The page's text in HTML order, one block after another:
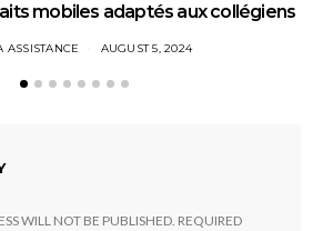
mobiles adaptés aux collégiens
ASSISTANCE AUGUST 5, 2024
WILL NOT BE PUBLISHED. REQUIRED